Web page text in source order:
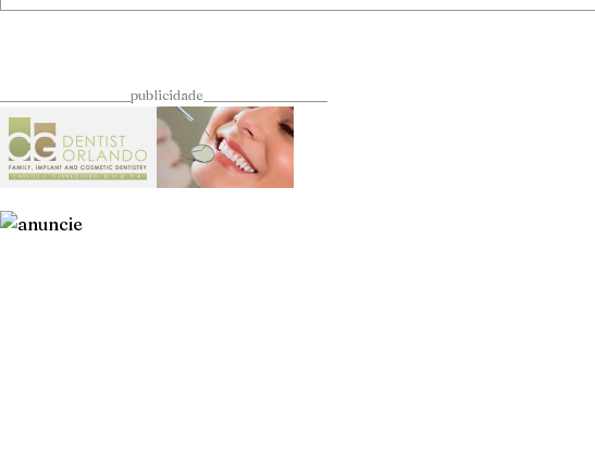
____________________publicidade___________________